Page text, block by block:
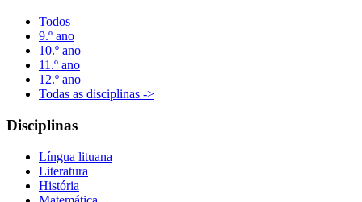
Todos
9.º ano
10.º ano
11.º ano
12.º ano
Todas as disciplinas ->
Disciplinas
Língua lituana
Literatura
História